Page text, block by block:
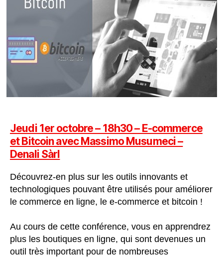
Jeudi 1er octobre – 18h30 – E-commerce
et Bitcoin avec MassimoMusumeci –
Denali Sàrl
Découvrez-en plus sur les outils innovants et
technologiques pouvant être utilisés pour améliorer
le commerce en ligne, le e-commerce et bitcoin !
Au cours de cette conférence, vous en apprendrez
plus les boutiques en ligne, qui sont devenues un
outil très important pour de nombreuses